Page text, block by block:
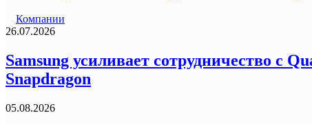
Компании
26.07.2026
Samsung усиливает сотрудничество с
Snapdragon
05.08.2026